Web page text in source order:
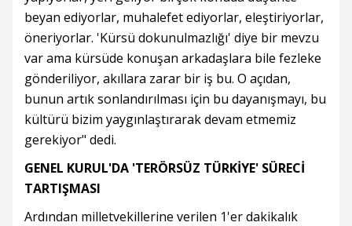
beyan ediyorlar, muhalefet ediyorlar, eleştiriyorlar,
öneriyorlar. 'Kürsü dokunulmazlığı' diye bir mevzu
var ama kürsüde konuşan arkadaşlara bile fezleke
gönderiliyor, akıllara zarar bir iş bu. O açıdan,
bunun artık sonlandırılması için bu dayanışmayı, bu
kültürü bizim yaygınlaştırarak devam etmemiz
gerekiyor" dedi.
GENEL KURUL'DA 'TERÖRSÜZ TÜRKİYE' SÜRECİ
TARTIŞMASI
Ardından milletvekillerine verilen 1'er dakikalık